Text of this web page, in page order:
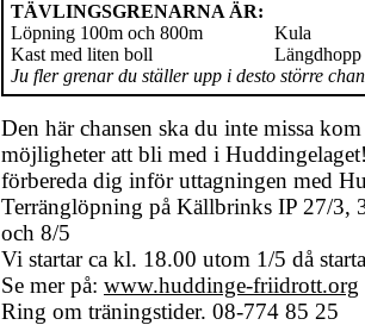
TÄVLINGSGRENARNA ÄR:
Löpning 100m och 800m
Kula
Kast med liten boll
Längdhopp
Ju fler grenar du ställer upp i desto större
Den här chansen ska du inte missa
möjligheter att bli med i
förbereda dig inför uttagningen med
Terränglöpning på Källbrinks IP 27/3,
och 8/5
Vi startar ca kl. 18.00 utom 1/5 då
Se mer på: www.huddinge-friidrott.org
Ring om träningstider. 08-774 85 25